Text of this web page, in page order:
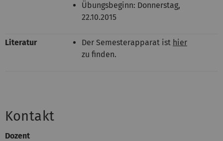
Übungsbeginn: Donnerstag,
22.10.2015
Literatur Der Semesterapparat ist hier
zu finden.
Kontakt
Dozent